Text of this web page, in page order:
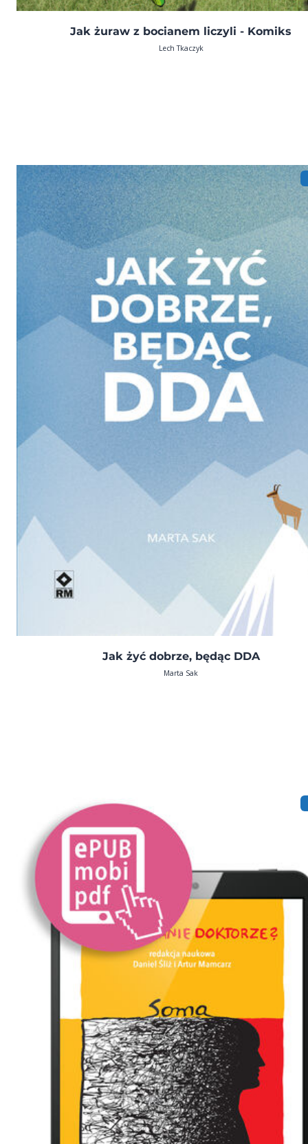
Jak żuraw z bocianem liczyli - Komiks
Lech Tkaczyk
Jak żyć dobrze, będąc DDA
Marta Sak